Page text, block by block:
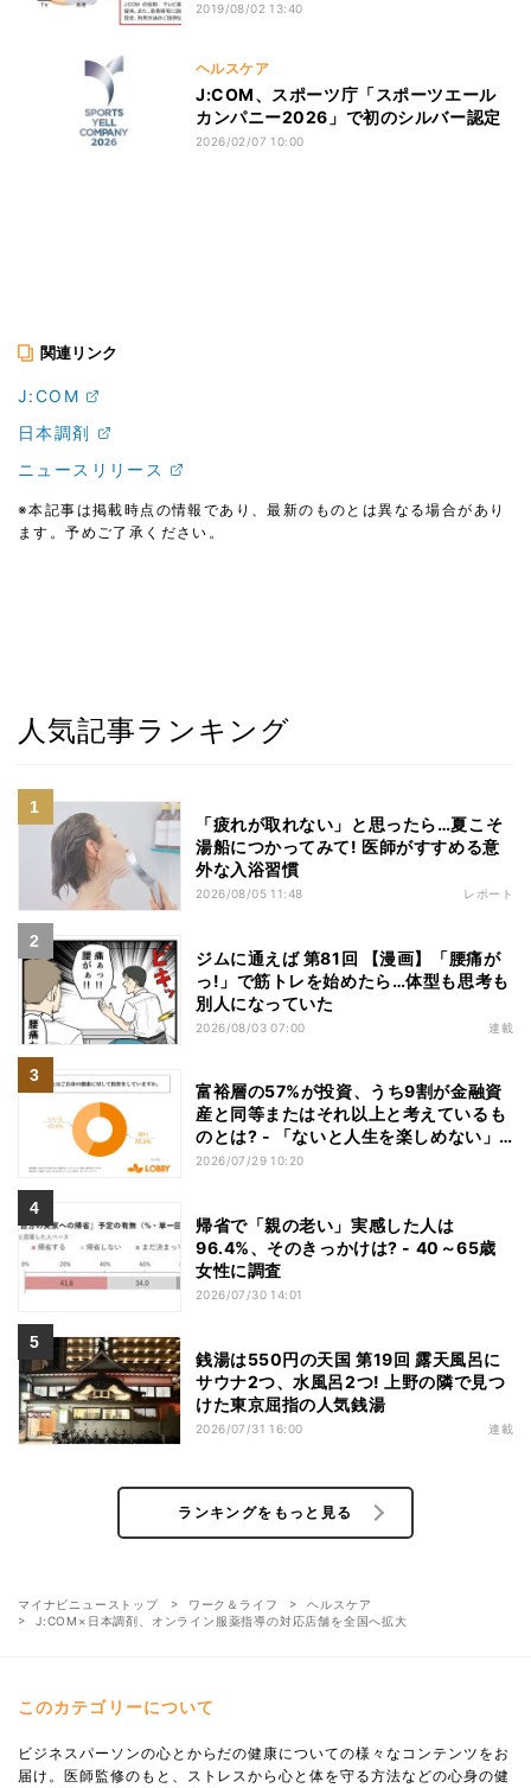
2019/08/02 13:40
ヘルスケア
J:COM、スポーツ庁「スポーツエール
カンパニー2026」で初のシルバー認定
2026/02/07 10:00
関連リンク
J:COM
日本調剤
ニュースリリース
※本記事は掲載時点の情報であり、最新のものとは異なる場合があり
ます。予めご了承ください。
人気記事ランキング
「疲れが取れない」と思ったら…夏こそ
湯船につかってみて! 医師がすすめる意
外な入浴習慣
2026/08/05 11:48 レポート
ジムに通えば 第81回 【漫画】「腰痛が
っ!」で筋トレを始めたら…体型も思考も
別人になっていた
2026/08/03 07:00 連載
富裕層の57%が投資、うち9割が金融資
産と同等またはそれ以上と考えているも
のとは? - 「ないと人生を楽しめない」
「人生の幸福度に直結する」「一度失え
2026/07/29 10:20
帰省で「親の老い」実感した人は
96.4%、そのきっかけは? - 40～65歳
女性に調査
2026/07/30 14:01
銭湯は550円の天国 第19回 露天風呂に
サウナ2つ、水風呂2つ! 上野の隣で見つ
けた東京屈指の人気銭湯
2026/07/31 16:00 連載
ランキングをもっと見る
マイナビニューストップ ワーク＆ライフ
ヘルスケア
J:COM×日本調剤、オンライン服薬指導の対応店舗を全国へ拡大
このカテゴリーについて
ビジネスパーソンの心とからだの健康についての様々なコンテンツをお
届け。医師監修のもと、ストレスから心と体を守る方法などの心身の健